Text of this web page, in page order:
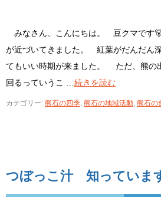
みなさん、こんにちは。 豆クマです
が近づいてきました。 紅葉がだんだん
てもいい時期が来ました。 ただ、熊の
回るっていうこ … 続きを読む
カテゴリー: 熊石の四季, 熊石の地域活動, 熊石の
つぼっこ汁 知っていま